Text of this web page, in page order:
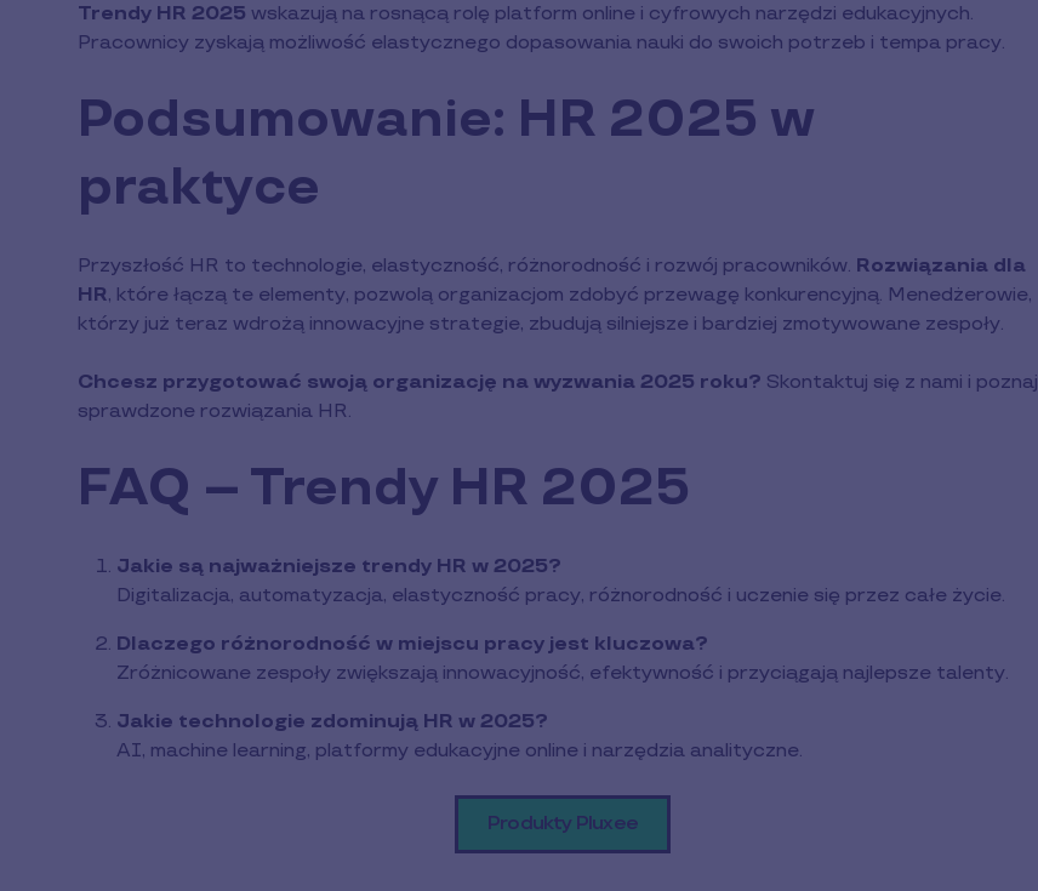
Trendy HR 2025 wskazują na rosnącą rolę platform online i cyfrowych narzędzi edukacyjnych.
Pracownicy zyskają możliwość elastycznego dopasowania nauki do swoich potrzeb i tempa pracy.
Podsumowanie: HR 2025 w
praktyce
Przyszłość HR to technologie, elastyczność, różnorodność i rozwój pracowników. Rozwiązania dla
HR, które łączą te elementy, pozwolą organizacjom zdobyć przewagę konkurencyjną. Menedżerowie,
którzy już teraz wdrożą innowacyjne strategie, zbudują silniejsze i bardziej zmotywowane zespoły.
Chcesz przygotować swoją organizację na wyzwania 2025 roku? Skontaktuj się z nami i poznaj
sprawdzone rozwiązania HR.
FAQ – Trendy HR 2025
Jakie są najważniejsze trendy HR w 2025?
Digitalizacja, automatyzacja, elastyczność pracy, różnorodność i uczenie się przez całe życie.
Dlaczego różnorodność w miejscu pracy jest kluczowa?
Zróżnicowane zespoły zwiększają innowacyjność, efektywność i przyciągają najlepsze talenty.
Jakie technologie zdominują HR w 2025?
AI, machine learning, platformy edukacyjne online i narzędzia analityczne.
Produkty Pluxee